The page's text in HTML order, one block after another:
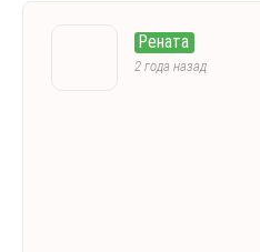
Рената
2 года назад